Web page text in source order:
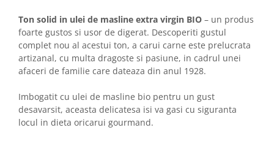
Ton solid in ulei de masline extra virgin BIO – un produs
foarte gustos si usor de digerat. Descoperiti gustul
complet nou al acestui ton, a carui carne este prelucrata
artizanal, cu multa dragoste si pasiune, in cadrul unei
afaceri de familie care dateaza din anul 1928.
Imbogatit cu ulei de masline bio pentru un gust
desavarsit, aceasta delicatesa isi va gasi cu siguranta
locul in dieta oricarui gourmand.